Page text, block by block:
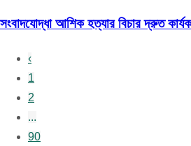
সংবাদযোদ্ধা আশিক হত্যার বিচার দ্রুত
‹
1
2
...
90